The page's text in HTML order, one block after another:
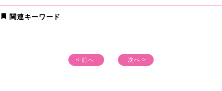
関連キーワード
< 前へ 次へ >